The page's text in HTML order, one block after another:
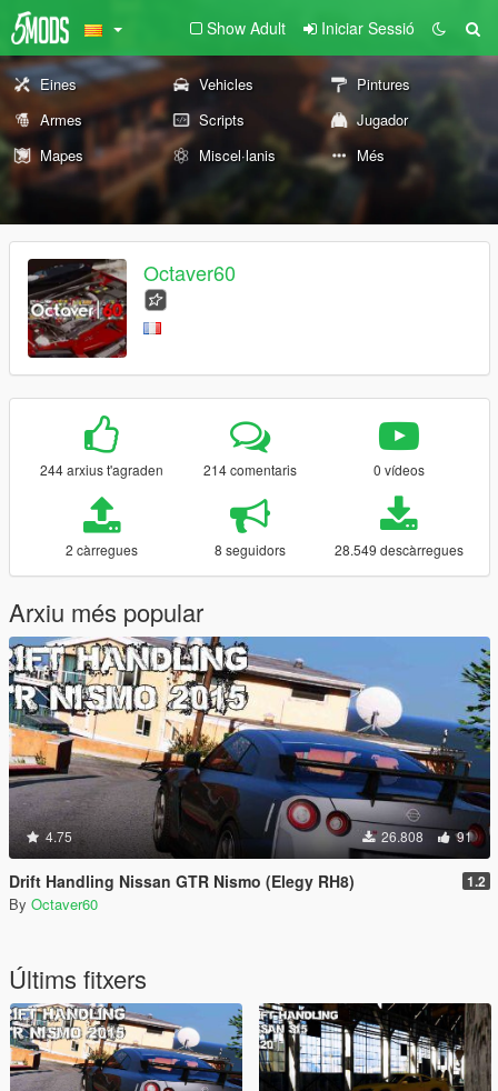
Show Adult Iniciar Sessió
Eines Vehicles
Pintures
Armes
Scripts
Jugador
Mapes
Miscel·lanis Més
Octaver60
244 arxius t'agraden 214 comentaris 0 vídeos
2 càrregues 8 seguidors 28.549 descàrregues
Arxiu més popular
4.75 26.808 91
Drift Handling Nissan GTR Nismo (Elegy RH8) 1.2
By Octaver60
Últims fitxers